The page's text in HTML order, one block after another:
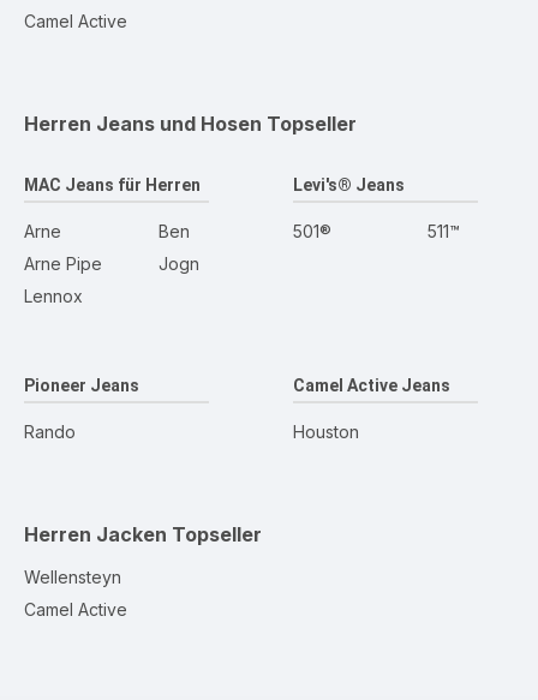
Camel Active
Herren Jeans und Hosen Topseller
MAC Jeans für Herren
Arne
Arne Pipe
Lennox
Ben
Jogn
Levi's® Jeans
501® 511™
Pioneer Jeans
Rando
Camel Active Jeans
Houston
Herren Jacken Topseller
Wellensteyn
Camel Active